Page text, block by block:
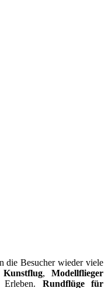
die Besucher wieder viele
Kunstflug, Modellflieger
Rundflüge für